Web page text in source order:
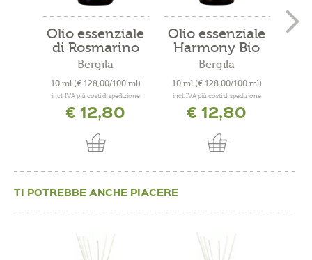
Olio essenziale
di Rosmarino
Bio
Bergila
10 ml (€ 128,00/100 ml)
incl. IVA più costi di spedizione
€ 12,80
Olio essenziale
Harmony Bio
Bergila
10 ml (€ 128,00/100 ml)
incl. IVA più costi di spedizione
€ 12,80
TI POTREBBE ANCHE PIACERE